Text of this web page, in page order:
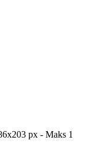
px - Maks 1